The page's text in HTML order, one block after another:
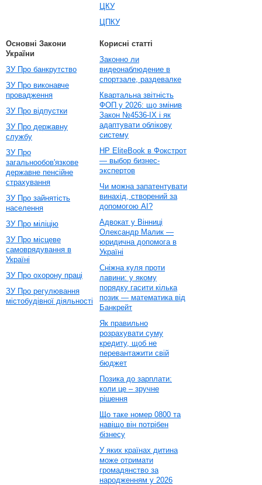
ЦКУ
ЦПКУ
Основні Закони
України
ЗУ Про банкрутство
ЗУ Про виконавче
провадження
ЗУ Про відпустки
ЗУ Про державну
службу
ЗУ Про
загальнообов'язкове
державне пенсійне
страхування
ЗУ Про зайнятість
населення
ЗУ Про міліцію
ЗУ Про місцеве
самоврядування в
Україні
ЗУ Про охорону праці
ЗУ Про регулювання
містобудівної діяльності
Корисні статті
Законно ли
видеонаблюдение в
спортзале, раздевалке
Квартальна звітність
ФОП у 2026: що змінив
Закон №4536-IX і як
адаптувати облікову
систему
HP EliteBook в Фокстрот
— выбор бизнес-
экспертов
Чи можна запатентувати
винахід, створений за
допомогою AI?
Адвокат у Вінниці
Олександр Малик —
юридична допомога в
Україні
Сніжна куля проти
лавини: у якому
порядку гасити кілька
позик — математика від
Банкрейт
Як правильно
розрахувати суму
кредиту, щоб не
перевантажити свій
бюджет
Позика до зарплати:
коли це – зручне
рішення
Що таке номер 0800 та
навіщо він потрібен
бізнесу
У яких країнах дитина
може отримати
громадянство за
народженням у 2026